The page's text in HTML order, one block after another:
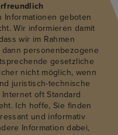
geboten
Wir informieren damit
wir im Rahmen
personenbezogene
gesetzliche
nicht möglich, wenn
juristisch-technische
oft Standard
Ich hoffe, Sie finden
und informativ
Information dabei,